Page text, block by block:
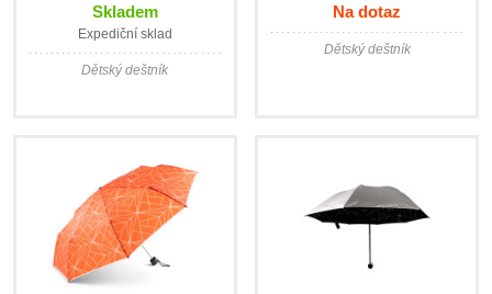
Skladem
Expediční sklad
Dětský deštník
Na dotaz
Dětský deštník